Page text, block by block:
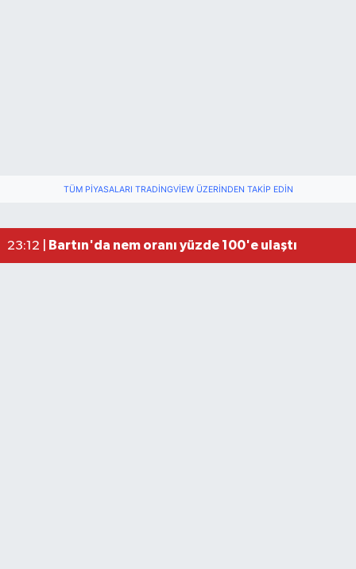
TÜM PIYASALARI TRADINGVIEW ÜZERINDEN TAKIP EDIN
23:12 |
Bartın'da nem oranı yüzde 100'e ulaştı